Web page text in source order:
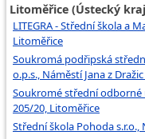
Litoměřice (Ústecký
LITEGRA - Střední škola a
Litoměřice
Soukromá podřipská
o.p.s., Náměstí Jana z
Soukromé střední odborné
205/20, Litoměřice
Střední škola Pohoda s.r.o.,